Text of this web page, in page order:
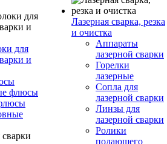
для
и
флюсы
Лазерная сварка, резка
и очистка
Аппараты
лазерной сварки
Горелки
лазерные
Сопла для
лазерной сварки
Линзы для
лазерной сварки
Ролики
подающего